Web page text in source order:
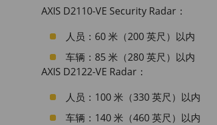
AXIS D2110-VE Security Radar：
人员：60 米（200 英尺）以内
车辆：85 米（280 英尺）以内
AXIS D2122-VE Radar：
人员：100 米（330 英尺）以内
车辆：140 米（460 英尺）以内